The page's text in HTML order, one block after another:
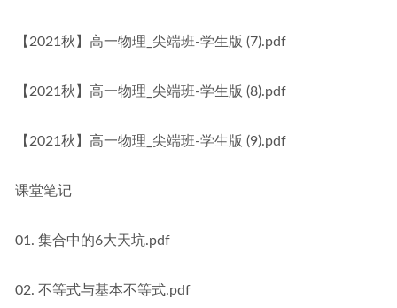
【2021秋】高一物理_尖端班-学生版 (7).pdf
【2021秋】高一物理_尖端班-学生版 (8).pdf
【2021秋】高一物理_尖端班-学生版 (9).pdf
课堂笔记
01. 集合中的6大天坑.pdf
02. 不等式与基本不等式.pdf